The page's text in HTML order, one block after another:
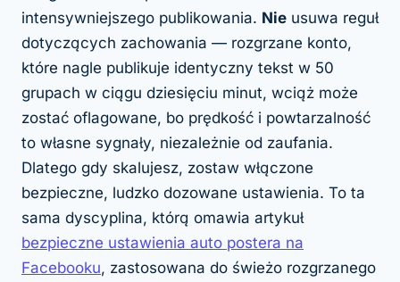
intensywniejszego publikowania. Nie usuwa reguł
dotyczących zachowania — rozgrzane konto,
które nagle publikuje identyczny tekst w 50
grupach w ciągu dziesięciu minut, wciąż może
zostać oflagowane, bo prędkość i powtarzalność
to własne sygnały, niezależnie od zaufania.
Dlatego gdy skalujesz, zostaw włączone
bezpieczne, ludzko dozowane ustawienia. To ta
sama dyscyplina, którą omawia artykuł
bezpieczne ustawienia auto postera na
Facebooku, zastosowana do świeżo rozgrzanego